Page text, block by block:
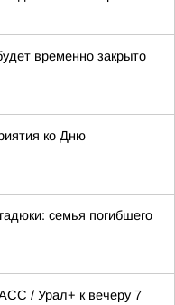
временно закрыто
ко Дню
семья погибшего
/ Урал+ к вечеру 7